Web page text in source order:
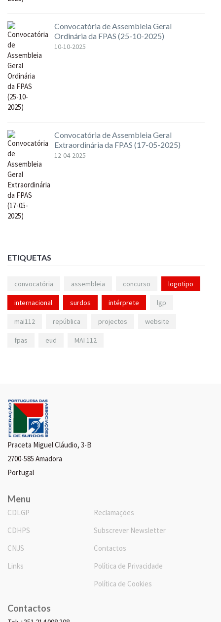
Convocatória de Assembleia Geral
Ordinária da FPAS (25-10-2025)
10-10-2025
Convocatória de Assembleia Geral
Extraordinária da FPAS (17-05-2025)
12-04-2025
ETIQUETAS
convocatória assembleia concurso logotipo
internacional surdos intérprete lgp
mai112 república projectos website
fpas eud MAI 112
Praceta Miguel Cláudio, 3-B
2700-585 Amadora
Portugal
Menu
CDLGP
CDHPS
CNJS
Links
Reclamações
Subscrever Newsletter
Contactos
Política de Privacidade
Política de Cookies
Contactos